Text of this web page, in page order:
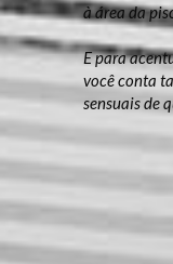
à área da
E para
você conta
sensuais de